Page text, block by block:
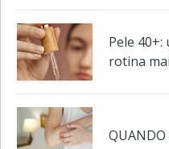
DO COQUE DESPOJADO
rotina